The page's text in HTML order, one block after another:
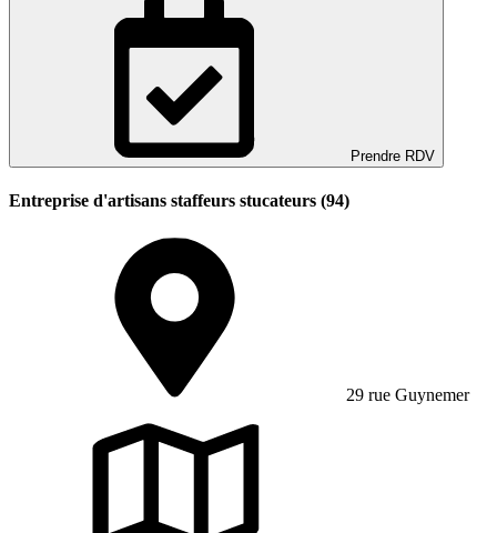
Prendre RDV
Entreprise d'artisans staffeurs stucateurs (94)
29 rue Guynemer